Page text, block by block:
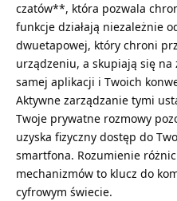
czatów**, która pozwala
funkcje działają niezależnie
dwuetapowej, który chroni
urządzeniu, a skupiają się
samej aplikacji i Twoich
Aktywne zarządzanie tymi
Twoje prywatne rozmowy
uzyska fizyczny dostęp do
smartfona. Rozumienie
mechanizmów to klucz do
cyfrowym świecie.